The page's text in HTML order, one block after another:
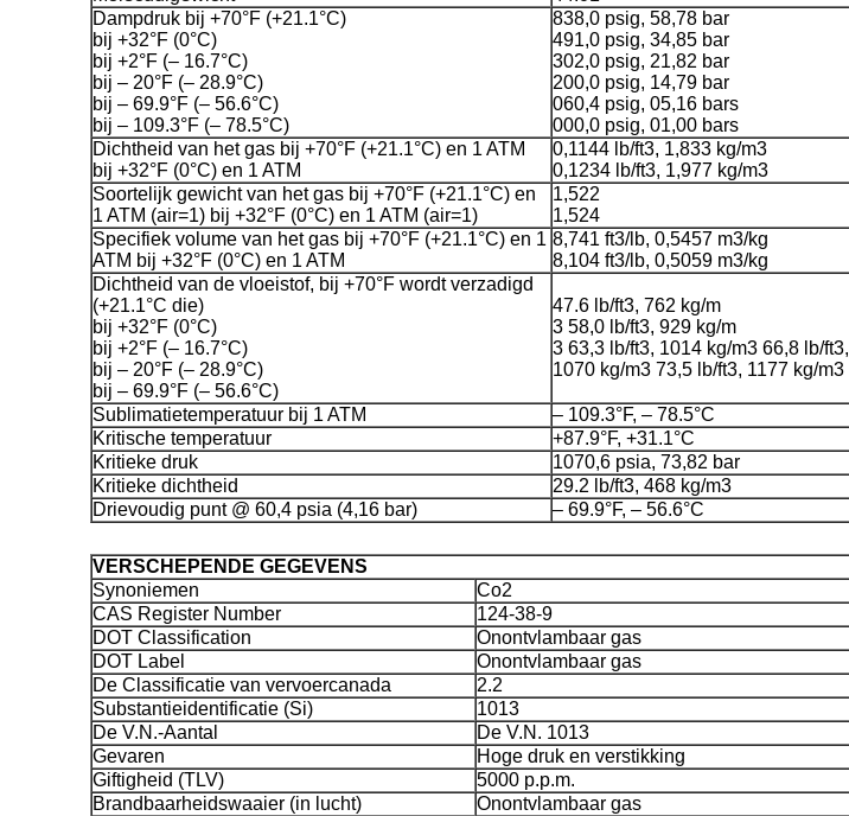
Dampdruk bij +70°F (+21.1°C)
bij +32°F (0°C)
bij +2°F (– 16.7°C)
bij – 20°F (– 28.9°C)
bij – 69.9°F (– 56.6°C)
bij – 109.3°F (– 78.5°C)
838,0 psig, 58,78 bar
491,0 psig, 34,85 bar
302,0 psig, 21,82 bar
200,0 psig, 14,79 bar
060,4 psig, 05,16 bars
000,0 psig, 01,00 bars
Dichtheid van het gas bij +70°F (+21.1°C) en 1 ATM
bij +32°F (0°C) en 1 ATM
0,1144 lb/ft3, 1,833 kg/m3
0,1234 lb/ft3, 1,977 kg/m3
Soortelijk gewicht van het gas bij +70°F (+21.1°C) en
1 ATM (air=1) bij +32°F (0°C) en 1 ATM (air=1)
1,522
1,524
Specifiek volume van het gas bij +70°F (+21.1°C) en 1
ATM bij +32°F (0°C) en 1 ATM
8,741 ft3/lb, 0,5457 m3/kg
8,104 ft3/lb, 0,5059 m3/kg
Dichtheid van de vloeistof, bij +70°F wordt verzadigd
(+21.1°C die)
bij +32°F (0°C)
bij +2°F (– 16.7°C)
bij – 20°F (– 28.9°C)
bij – 69.9°F (– 56.6°C)
47.6 lb/ft3, 762 kg/m
3 58,0 lb/ft3, 929 kg/m
3 63,3 lb/ft3, 1014 kg/m3 66,8 lb/ft3,
1070 kg/m3 73,5 lb/ft3, 1177 kg/m3
Sublimatietemperatuur bij 1 ATM
– 109.3°F, – 78.5°C
Kritische temperatuur
+87.9°F, +31.1°C
Kritieke druk
1070,6 psia, 73,82 bar
Kritieke dichtheid
29.2 lb/ft3, 468 kg/m3
Drievoudig punt @ 60,4 psia (4,16 bar)
– 69.9°F, – 56.6°C
VERSCHEPENDE GEGEVENS
Synoniemen
Co2
CAS Register Number
124-38-9
DOT Classification
Onontvlambaar gas
DOT Label
Onontvlambaar gas
De Classificatie van vervoercanada
2.2
Substantieidentificatie (Si)
1013
De V.N.-Aantal
De V.N. 1013
Gevaren
Hoge druk en verstikking
Giftigheid (TLV)
5000 p.p.m.
Brandbaarheidswaaier (in lucht)
Onontvlambaar gas